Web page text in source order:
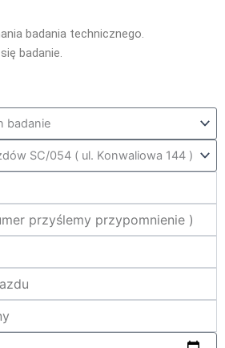
badania technicznego.
badanie.